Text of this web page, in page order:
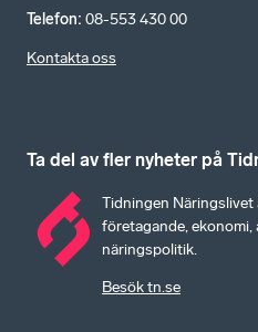
Telefon: 08-553 430 00
Kontakta oss
Ta del av fler nyheter på
Tidningen Näringslivet
företagande, ekonomi,
näringspolitik.
Besök tn.se